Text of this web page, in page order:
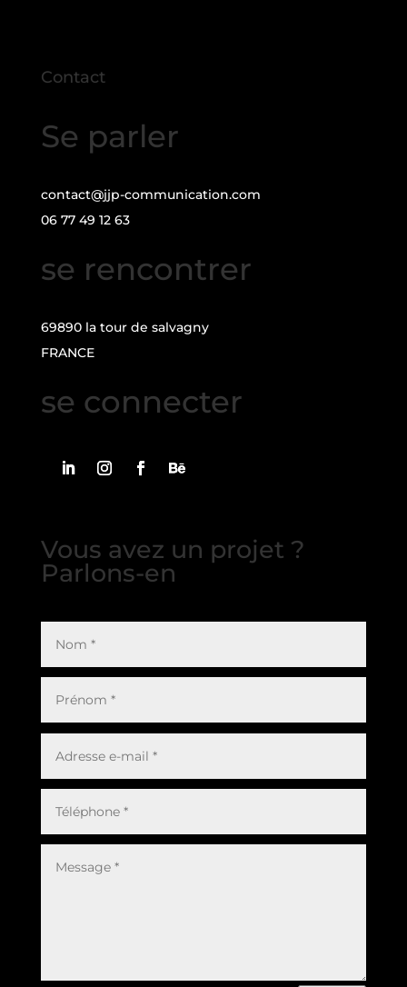
Contact
Se parler
contact@jjp-communication.com
06 77 49 12 63
se rencontrer
69890 la tour de salvagny
FRANCE
se connecter
Vous avez un projet ?
Parlons-en